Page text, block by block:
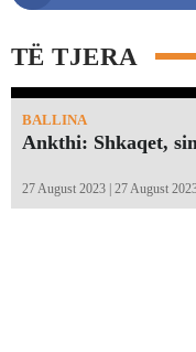
TË TJERA
BALLINA
Ankthi: Shkaqet,
27 August 2023 | 27 August